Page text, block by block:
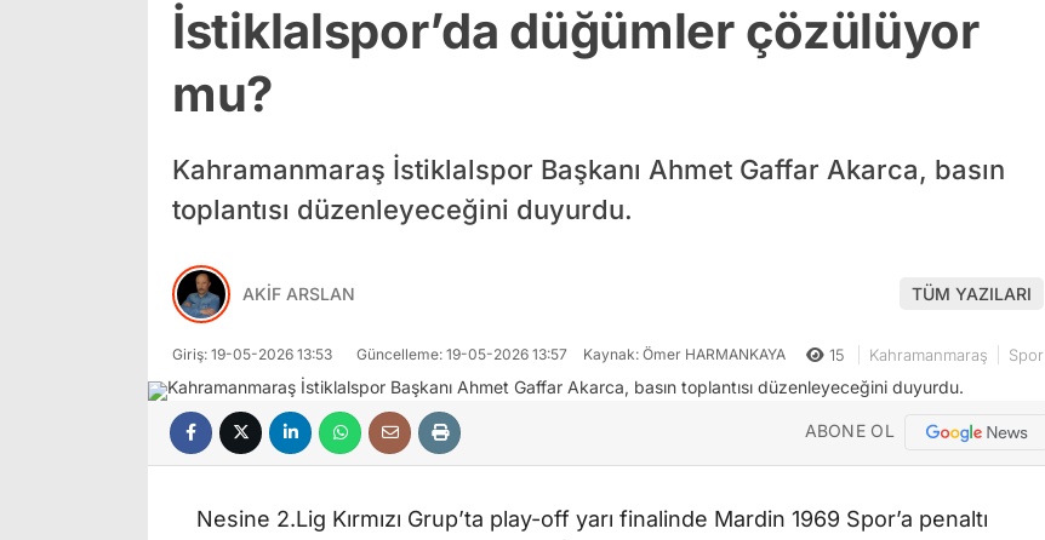
İstiklalspor’da düğümler çözülüyor
mu?
Kahramanmaraş İstiklalspor Başkanı Ahmet Gaffar Akarca, basın
toplantısı düzenleyeceğini duyurdu.
AKİF ARSLAN TÜM YAZILARI
Giriş: 19-05-2026 13:53 Güncelleme: 19-05-2026 13:57 Kaynak: Ömer HARMANKAYA 15 Kahramanmaraş Spor
ABONE OL
Nesine 2.Lig Kırmızı Grup’ta play-off yarı finalinde Mardin 1969 Spor’a penaltı